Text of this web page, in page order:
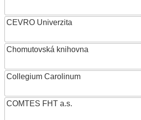
CEVRO Univerzita
Chomutovská knihovna
Collegium Carolinum
COMTES FHT a.s.